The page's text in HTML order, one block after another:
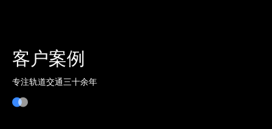
新闻中心
投资者关系
客户案例
专注轨道交通三十余年